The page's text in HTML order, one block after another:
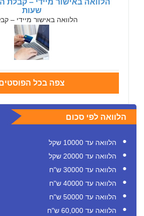
שעות
הלוואה באישור מיידי –
צפה בכל
הלוואה לפי סכום
הלוואה עד 10000 שקל
הלוואה עד 20000 שקל
הלוואה עד 30000 ש"ח
הלוואה עד 40000 ש"ח
הלוואה עד 50000 ש"ח
הלוואה עד 60,000 ש"ח